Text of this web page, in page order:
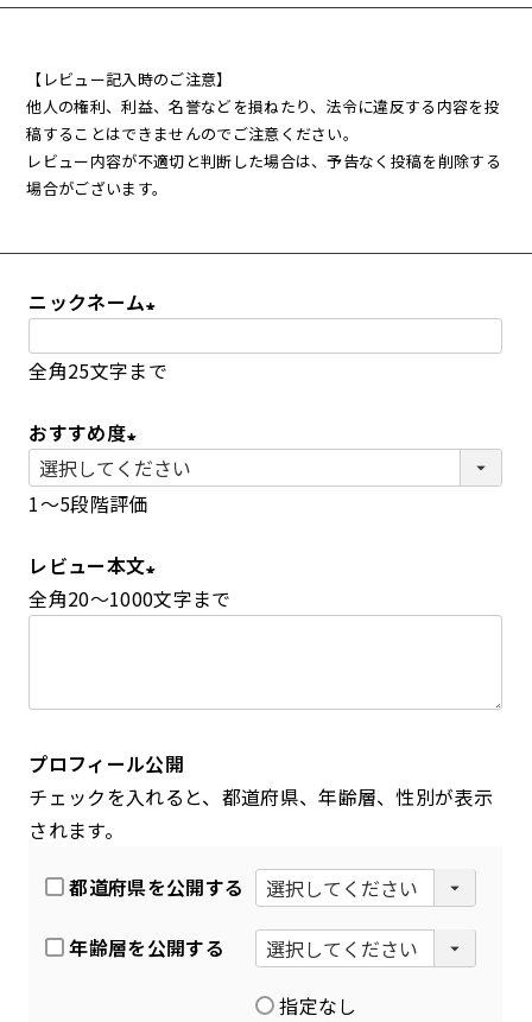
アキレス・骨・皮・ガム スナック・スイーツ
アウトレット
【レビュー記入時のご注意】
他人の権利、利益、名誉などを損ねたり、法令に違反する内容を投
稿することはできませんのでご注意ください。
レビュー内容が不適切と判断した場合は、予告なく投稿を削除する
場合がございます。
ニックネーム
(
必
)
全角25文字まで
おすすめ度
(
必
)
1～5段階評価
レビュー本文
(
)
全角20～1000文字まで
プロフィール公開
チェックを入れると、都道府県、年齢層、性別が表示
されます。
都道府県を公開する
年齢層を公開する
指定なし